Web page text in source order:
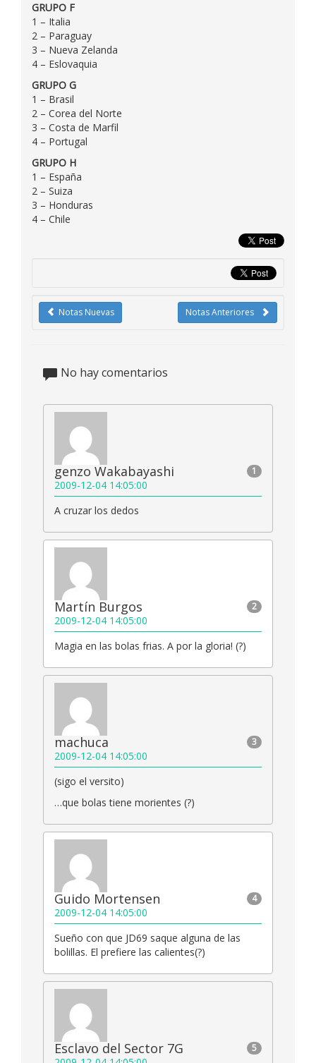
GRUPO F
1 – Italia
2 – Paraguay
3 – Nueva Zelanda
4 – Eslovaquia
GRUPO G
1 – Brasil
2 – Corea del Norte
3 – Costa de Marfil
4 – Portugal
GRUPO H
1 – España
2 – Suiza
3 – Honduras
4 – Chile
Notas Anteriores
Notas Nuevas
No hay comentarios
1
genzo Wakabayashi
2009-12-04 14:05:00
A cruzar los dedos
2
Martín Burgos
2009-12-04 14:05:00
Magia en las bolas frias. A por la gloria! (?)
3
machuca
2009-12-04 14:05:00
(sigo el versito)
…que bolas tiene morientes (?)
4
Guido Mortensen
2009-12-04 14:05:00
Sueño con que JD69 saque alguna de las
bolillas. El prefiere las calientes(?)
5
Esclavo del Sector 7G